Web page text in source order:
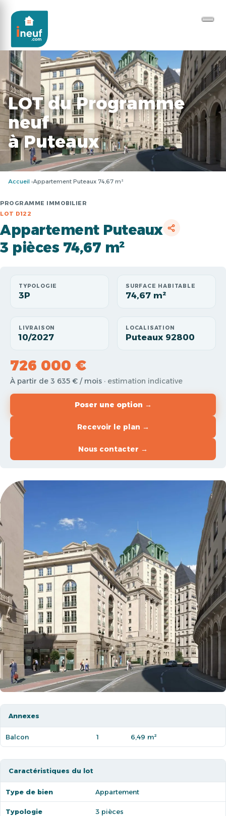
LOT du Programme
neuf
à Puteaux
Accueil Appartement Puteaux 74,67 m²
PROGRAMME IMMOBILIER
LOT D122
Appartement Puteaux
3 pièces 74,67 m²
TYPOLOGIE
3P
SURFACE HABITABLE
74,67 m²
LIVRAISON
10/2027
LOCALISATION
Puteaux 92800
726 000 €
À partir de 3 635 € / mois · estimation indicative
Poser une option →
Recevoir le plan →
Nous contacter →
Annexes
Balcon 1 6,49 m²
Caractéristiques du lot
Type de bien Appartement
Typologie 3 pièces